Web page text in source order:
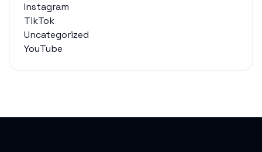
Instagram
TikTok
Uncategorized
YouTube